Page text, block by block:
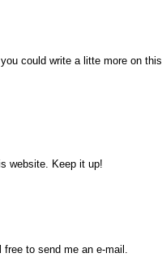
could write a litte more on
website. Keep it up!
to send me an e-mail.